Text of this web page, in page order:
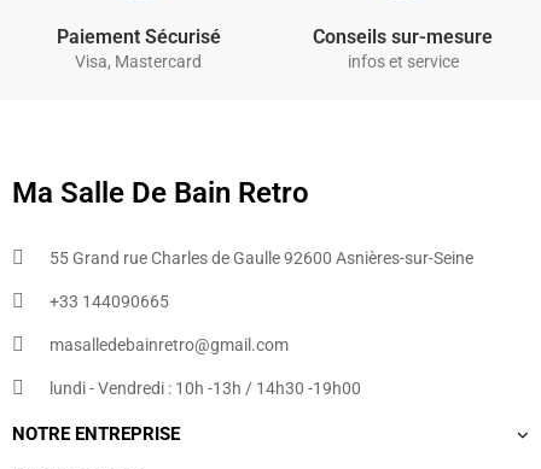
Paiement Sécurisé
Visa, Mastercard
Conseils sur-mesure
infos et service
Ma Salle De Bain Retro
55 Grand rue Charles de Gaulle 92600 Asnières-sur-Seine
+33 144090665​
masalledebainretro@gmail.com
lundi - Vendredi : 10h -13h / 14h30 -19h00
NOTRE ENTREPRISE